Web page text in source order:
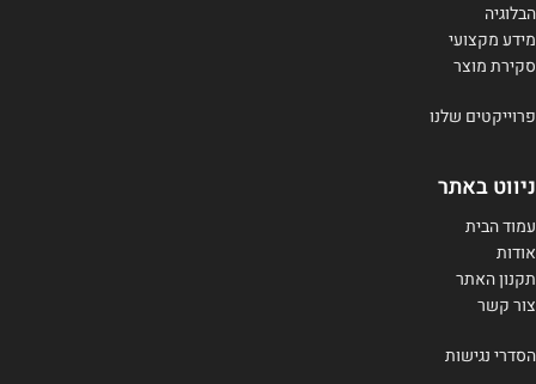
הבלוגיה
מידע מקצועי
סקירת מוצר
פרוייקטים שלנו
ניווט באתר
עמוד הבית
אודות
תקנון האתר
צור קשר
הסדרי נגישות